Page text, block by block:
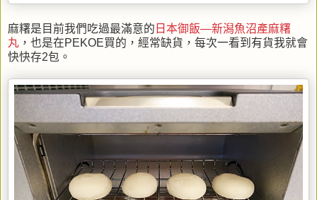
麻糬是目前我們吃過最滿意的 日本御飯—新潟魚沼產麻糬
丸 ，也是在PEKOE買的，經常缺貨，每次一看到有貨我就會
快快存2包。